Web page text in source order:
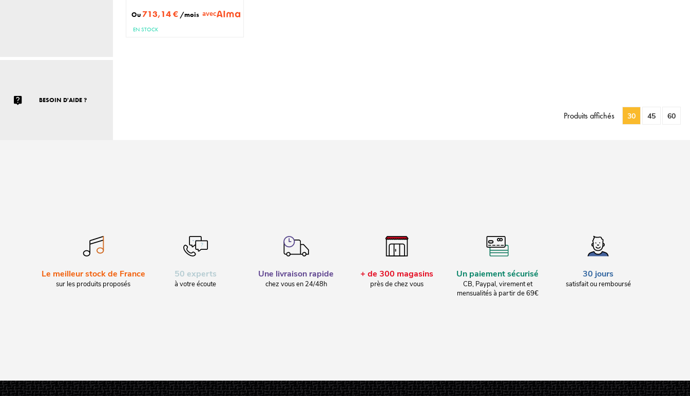
Ou 713,14 € /mois avec
EN STOCK
Produits affichés 30 45 60
BESOIN D'AIDE ?
Le meilleur stock de France
sur les produits proposés
50 experts
à votre écoute
Une livraison rapide
chez vous en 24/48h
+ de 300 magasins
près de chez vous
Un paiement sécurisé
CB, Paypal, virement et
mensualités à partir de 69€
30 jours
satisfait ou remboursé